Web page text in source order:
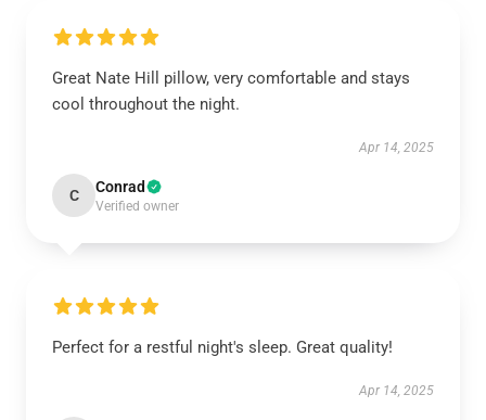
Great Nate Hill pillow, very comfortable and stays
cool throughout the night.
Apr 14, 2025
C Conrad
Verified owner
Perfect for a restful night's sleep. Great quality!
Apr 14, 2025